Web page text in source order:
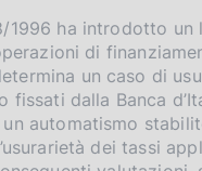
1996 ha introdotto un
di
un caso di
fissati dalla Banca
automatismo
dei tassi